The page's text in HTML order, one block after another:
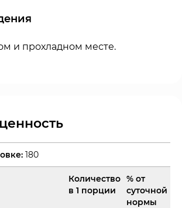
и прохладном месте.
180
Количество
в 1 порции
% от
суточной
нормы